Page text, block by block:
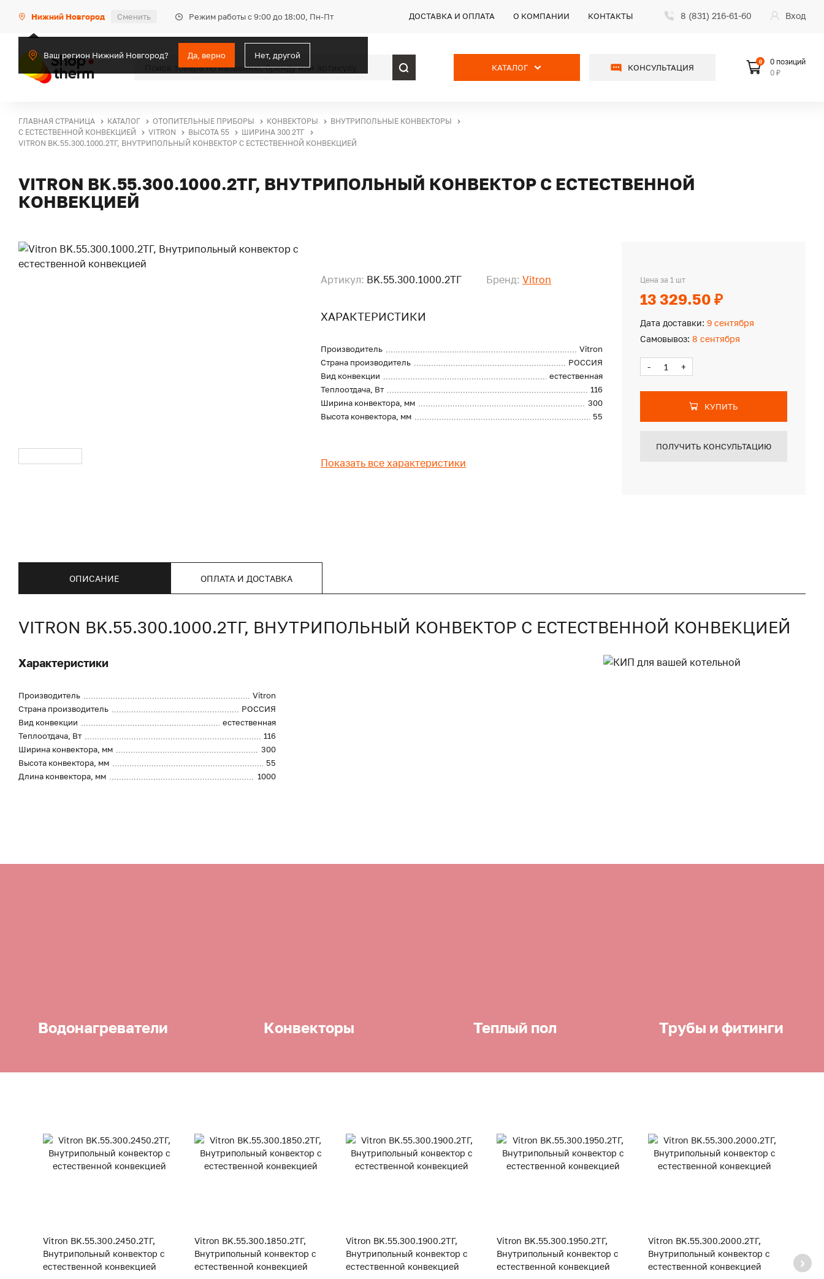
Нижний Новгород Сменить Режим работы с 9:00 до 18:00, Пн-Пт
Ваш регион Нижний Новгород? Да, верно Нет, другой
ДОСТАВКА И ОПЛАТА О КОМПАНИИ КОНТАКТЫ 8 (831) 216-61-60 Вход
КАТАЛОГ КОНСУЛЬТАЦИЯ
0
0 позиций
0 ₽
ГЛАВНАЯ СТРАНИЦА КАТАЛОГ ОТОПИТЕЛЬНЫЕ ПРИБОРЫ КОНВЕКТОРЫ
ВНУТРИПОЛЬНЫЕ КОНВЕКТОРЫ
С ЕСТЕСТВЕННОЙ КОНВЕКЦИЕЙ
VITRON ВЫСОТА 55
ШИРИНА 300 2ТГ
VITRON BK.55.300.1000.2ТГ, ВНУТРИПОЛЬНЫЙ КОНВЕКТОР С ЕСТЕСТВЕННОЙ КОНВЕКЦИЕЙ
VITRON BK.55.300.1000.2ТГ, ВНУТРИПОЛЬНЫЙ КОНВЕКТОР С ЕСТЕСТВЕННОЙ
КОНВЕКЦИЕЙ
Артикул: BK.55.300.1000.2ТГ Бренд: Vitron
ХАРАКТЕРИСТИКИ
Производитель
Vitron
Страна производитель
РОССИЯ
Вид конвекции
естественная
Теплоотдача, Вт
116
Ширина конвектора, мм
300
Высота конвектора, мм
55
Показать все характеристики
Цена за 1 шт
13 329.50 ₽
Дата доставки: 9 сентября
Самовывоз: 8 сентября
- +
КУПИТЬ
ПОЛУЧИТЬ КОНСУЛЬТАЦИЮ
ОПИСАНИЕ ОПЛАТА И ДОСТАВКА
VITRON BK.55.300.1000.2ТГ, ВНУТРИПОЛЬНЫЙ КОНВЕКТОР С ЕСТЕСТВЕННОЙ КОНВЕКЦИЕЙ
Характеристики
Производитель
Vitron
Страна производитель
РОССИЯ
Вид конвекции
естественная
Теплоотдача, Вт
116
Ширина конвектора, мм
300
Высота конвектора, мм
55
Длина конвектора, мм
1000
Водонагреватели Конвекторы Теплый пол Трубы и фитинги
Vitron BK.55.300.2450.2ТГ,
Внутрипольный конвектор с
естественной конвекцией
Vitron BK.55.300.1850.2ТГ,
Внутрипольный конвектор с
естественной конвекцией
Vitron BK.55.300.1900.2ТГ,
Внутрипольный конвектор с
естественной конвекцией
Vitron BK.55.300.1950.2ТГ,
Внутрипольный конвектор с
естественной конвекцией
Vitron BK.55.300.2000.2ТГ,
Внутрипольный конвектор с
естественной конвекцией